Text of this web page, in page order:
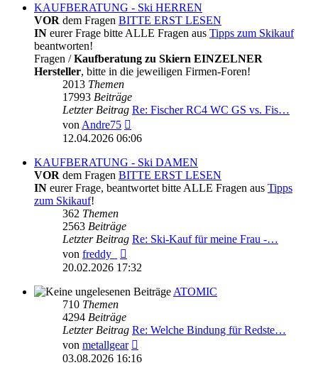
KAUFBERATUNG - Ski HERREN
VOR dem Fragen BITTE ERST LESEN
IN eurer Frage bitte ALLE Fragen aus Tipps zum Skikauf
beantworten!
Fragen /Kaufberatung zu Skiern EINZELNER
Hersteller, bitte in die jeweiligen Firmen-Foren!
2013 Themen
17993 Beiträge
Letzter Beitrag Re: Fischer RC4 WC GS vs. Fis…
von Andre75
Beitrag
12.04.2026 06:06
KAUFBERATUNG - Ski DAMEN
VOR dem Fragen BITTE ERST LESEN
IN eurer Frage, beantwortet bitte ALLE Fragen aus Tipps
zum Skikauf!
362 Themen
2563 Beiträge
Letzter Beitrag Re: Ski-Kauf für meine Frau -…
von freddy_
Beitrag
20.02.2026 17:32
ATOMIC
710 Themen
4294 Beiträge
Letzter Beitrag Re: Welche Bindung für Redste…
von metallgear
Beitrag
03.08.2026 16:16